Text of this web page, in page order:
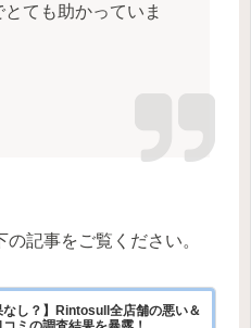
ても助かっていま
記事をご覧ください。
なし？】Rintosull全店舗の悪い＆